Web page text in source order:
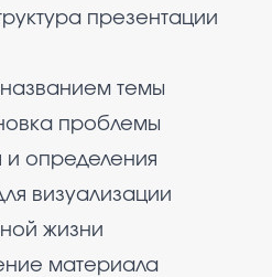
презентации
названием темы
проблемы
определения
визуализации
жизни
материала